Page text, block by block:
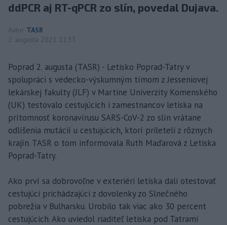
ddPCR aj RT-qPCR zo slín, povedal Dujava.
Autor TASR
2. augusta 2021 11:33
Poprad 2. augusta (TASR) - Letisko Poprad-Tatry v
spolupráci s vedecko-výskumným tímom z Jesseniovej
lekárskej fakulty (JLF) v Martine Univerzity Komenského
(UK) testovalo cestujúcich i zamestnancov letiska na
prítomnosť koronavírusu SARS-CoV-2 zo slín vrátane
odlíšenia mutácií u cestujúcich, ktorí prileteli z rôznych
krajín. TASR o tom informovala Ruth Maďarová z Letiska
Poprad-Tatry.
Ako prví sa dobrovoľne v exteriéri letiska dali otestovať
cestujúci prichádzajúci z dovolenky zo Slnečného
pobrežia v Bulharsku. Urobilo tak viac ako 30 percent
cestujúcich. Ako uviedol riaditeľ letiska pod Tatrami